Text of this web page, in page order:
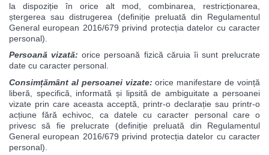
la dispoziție în orice alt mod, combinarea, restricționarea,
ștergerea sau distrugerea (definiție preluată din Regulamentul
General european 2016/679 privind protecția datelor cu caracter
personal).
Persoană vizată:orice persoană fizică căruia îi sunt prelucrate
date cu caracter personal.
Consimțământ al persoanei vizate:orice manifestare de voință
liberă, specifică, informată și lipsită de ambiguitate a persoanei
vizate prin care aceasta acceptă, printr-o declarație sau printr-o
acțiune fără echivoc, ca datele cu caracter personal care o
privesc să fie prelucrate (definiție preluată din Regulamentul
General european 2016/679 privind protecția datelor cu caracter
personal).